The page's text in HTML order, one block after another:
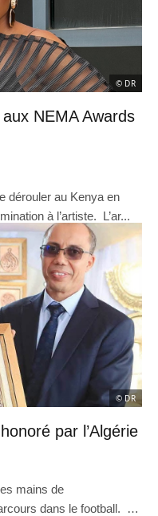
© DR
NEMA Awards
dérouler au Kenya en
à l’artiste. L’ar...
© DR
par l’Algérie
mains de
dans le football. La